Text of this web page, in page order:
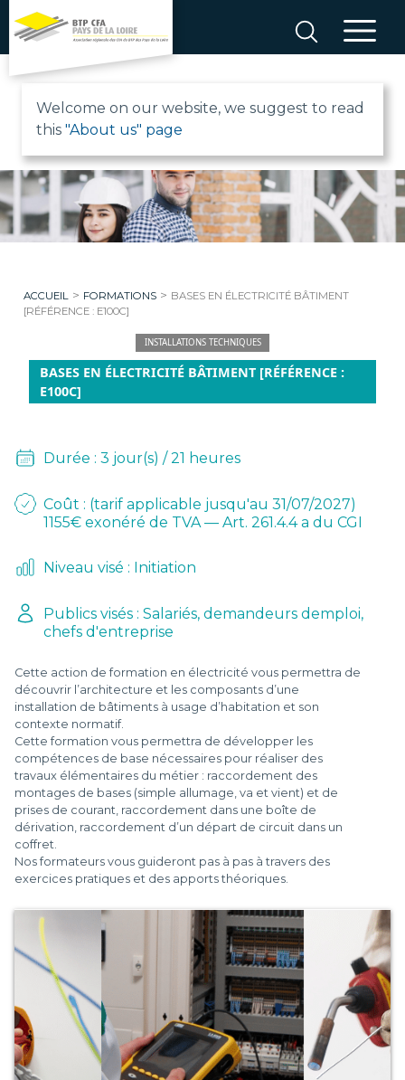
Aller
au
contenu
P
C
L
Welcome on our website, we suggest to read
this "About us" page
ACCUEIL > FORMATIONS > BASES EN ÉLECTRICITÉ BÂTIMENT
[RÉFÉRENCE : E100C]
INSTALLATIONS TECHNIQUES
BASES EN ÉLECTRICITÉ BÂTIMENT [RÉFÉRENCE :
E100C]
Durée : 3 jour(s) / 21 heures
Coût : (tarif applicable jusqu'au 31/07/2027)
1155€ exonéré de TVA — Art. 261.4.4 a du CGI
Niveau visé : Initiation
Publics visés : Salariés, demandeurs demploi,
chefs d'entreprise
Cette action de formation en électricité vous permettra de
découvrir l’architecture et les composants d’une
installation de bâtiments à usage d’habitation et son
contexte normatif.
Cette formation vous permettra de développer les
compétences de base nécessaires pour réaliser des
travaux élémentaires du métier : raccordement des
montages de bases (simple allumage, va et vient) et de
prises de courant, raccordement dans une boîte de
dérivation, raccordement d’un départ de circuit dans un
coffret.
Nos formateurs vous guideront pas à pas à travers des
exercices pratiques et des apports théoriques.